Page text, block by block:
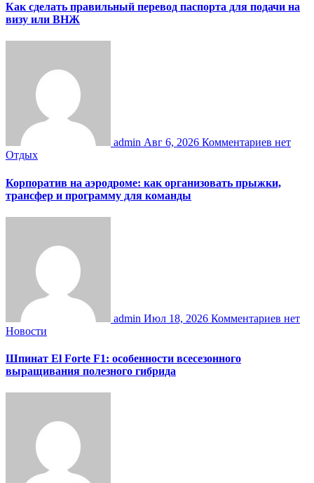
Как сделать правильный перевод паспорта для подачи на
визу или ВНЖ
admin Авг 6, 2026 Комментариев нет
Отдых
Корпоратив на аэродроме: как организовать прыжки,
трансфер и программу для команды
admin Июл 18, 2026 Комментариев нет
Новости
Шпинат El Forte F1: особенности всесезонного
выращивания полезного гибрида